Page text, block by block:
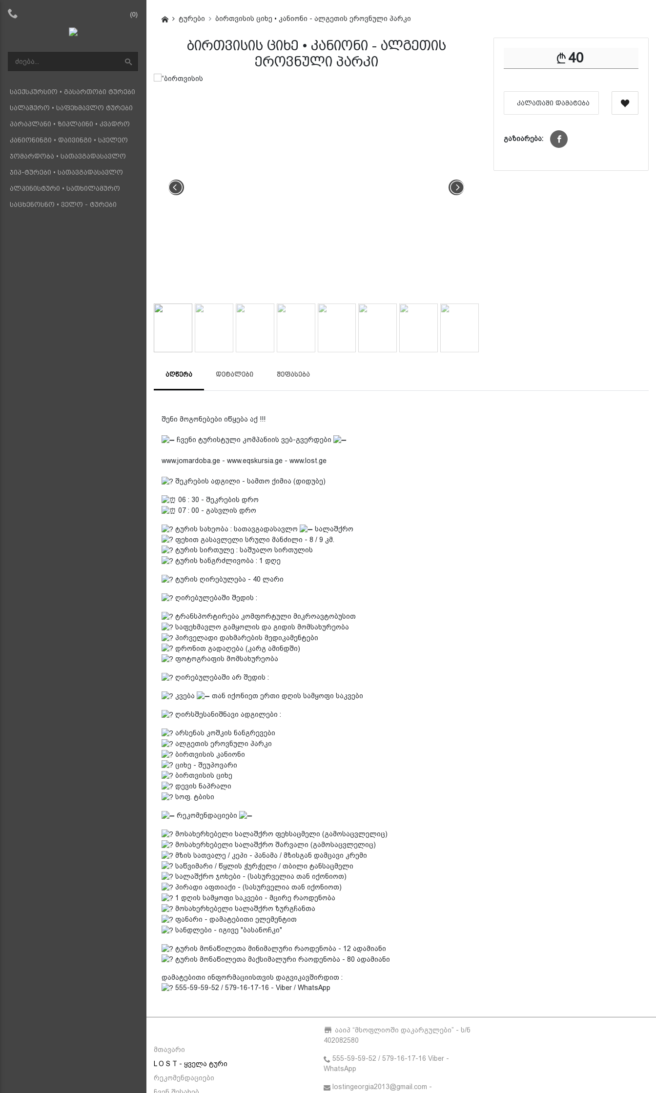
(0)
საექსკურსიო • გასართობი ტურები
სალაშქრო • საფეხმავლო ტურები
პარაპლანი • ზიპლაინი • კვადრო
კანიონინგი • დაივინგი • სპელეო
ჯომარდობა • სათავგადასავლო
ჯიპ-ტურები • სათავგადასავლო
ალპინისტური • სათხილამურო
საცხენოსნო • ველო - ტურები
ტურები ბირთვისის ციხე • კანიონი - ალგეთის ეროვნული პარკი
ბირთვისის ციხე • კანიონი - ალგეთის
ეროვნული პარკი
40
ᲙᲐᲚᲐᲗᲐᲨᲘ ᲓᲐᲛᲐᲢᲔᲑᲐ
გაზიარება:
ᲐᲦᲬᲔᲠᲐ ᲓᲔᲢᲐᲚᲔᲑᲘ ᲨᲔᲤᲐᲡᲔᲑᲐ
შენი მოგონებები იწყება აქ !!!
ჩვენი ტურისტული კომპანიის ვებ-გვერდები
www.jomardoba.ge - www.eqskursia.ge - www.lost.ge
შეკრების ადგილი - სამთო ქიმია (დიდუბე)
06 : 30 - შეკრების დრო
07 : 00 - გასვლის დრო
ტურის სახეობა : სათავგადასავლო
სალაშქრო
ფეხით გასავლელი სრული მანძილი - 8 / 9 კმ.
ტურის სირთულე : საშუალო სირთულის
ტურის ხანგრძლივობა : 1 დღე
ტურის ღირებულება - 40 ლარი
ღირებულებაში შედის :
ტრანსპორტირება კომფორტული მიკროავტობუსით
საფეხმავლო გამყოლის და გიდის მომსახურეობა
პირველადი დახმარების მედიკამენტები
დრონით გადაღება (კარგ ამინდში)
ფოტოგრაფის მომსახურეობა
ღირებულებაში არ შედის :
კვება თან იქონიეთ ერთი დღის სამყოფი საკვები
ღირსშესანიშნავი ადგილები :
არსენას კოშკის ნანგრევები
ალგეთის ეროვნული პარკი
ბირთვისის კანიონი
ციხე - შეუპოვარი
ბირთვისის ციხე
დევის ნაპრალი
სოფ. ტბისი
რეკომენდაციები
მოსახერხებელი სალაშქრო ფეხსაცმელი (გამოსაცვლელიც)
მოსახერხებელი სალაშქრო შარვალი (გამოსაცვლელიც)
მზის სათვალე / კეპი - პანამა / მზისგან დამცავი კრემი
საწვიმარი / წყლის ჭურჭელი / თბილი ტანსაცმელი
სალაშქრო ჯოხები - (სასურველია თან იქონიოთ)
პირადი აფთიაქი - (სასურველია თან იქონიოთ)
1 დღის სამყოფი საკვები - მცირე რაოდენობა
მოსახერხებელი სალაშქრო ზურგჩანთა
ფანარი - დამატებითი ელემენტით
სანდლები - იგივე "ბასანოჩკი"
ტურის მონაწილეთა მინიმალური რაოდენობა - 12 ადამიანი
ტურის მონაწილეთა მაქსიმალური რაოდენობა - 80 ადამიანი
დამატებითი ინფორმაციისთვის დაგვიკავშირდით :
555-59-59-52 / 579-16-17-16 - Viber / WhatsApp
მთავარი
L O S T - ყველა ტური
რეკომენდაციები
ააიპ “მსოფლიოში დაკარგულები” - ს/ნ
402082580
555-59-59-52 / 579-16-17-16 Viber -
WhatsApp
lostingeorgia2013@gmail.com -